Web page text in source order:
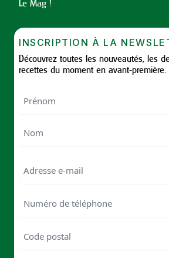
Le Mag !
INSCRIPTION À LA
Découvrez toutes les nouveautés, les
recettes du moment en avant-première.
de
postal